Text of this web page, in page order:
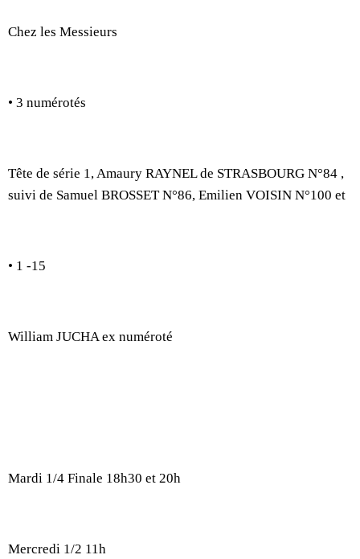
Chez les Messieurs
• 3 numérotés
Tête de série 1, Amaury RAYNEL de STRASBOURG N°84 ,
suivi de Samuel BROSSET N°86, Emilien VOISIN N°100 et
• 1 -15
William JUCHA ex numéroté
Mardi 1/4 Finale 18h30 et 20h
Mercredi 1/2 11h